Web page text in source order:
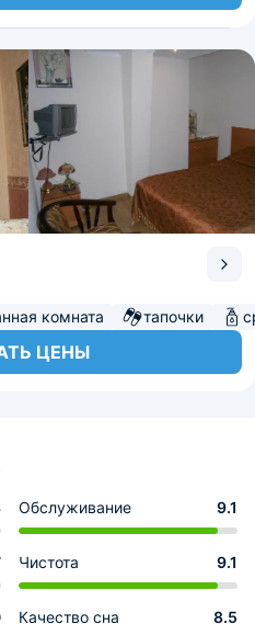
комната тапочки
ЦЕНЫ
Обслуживание 9.1
Чистота 9.1
Качество сна 8.5